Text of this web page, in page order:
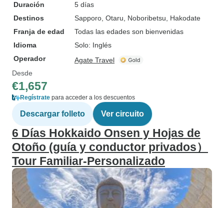
Duración
5 días
Destinos
Sapporo , Otaru , Noboribetsu , Hakodate
Franja de edad
Todas las edades son bienvenidas
Idioma
Solo: Inglés
Operador
Agate Travel
Desde
€1,657
Regístrate para acceder a los descuentos
Descargar folleto Ver circuito
6 Días Hokkaido Onsen y Hojas de
Otoño (guía y conductor privados）
Tour Familiar-Personalizado